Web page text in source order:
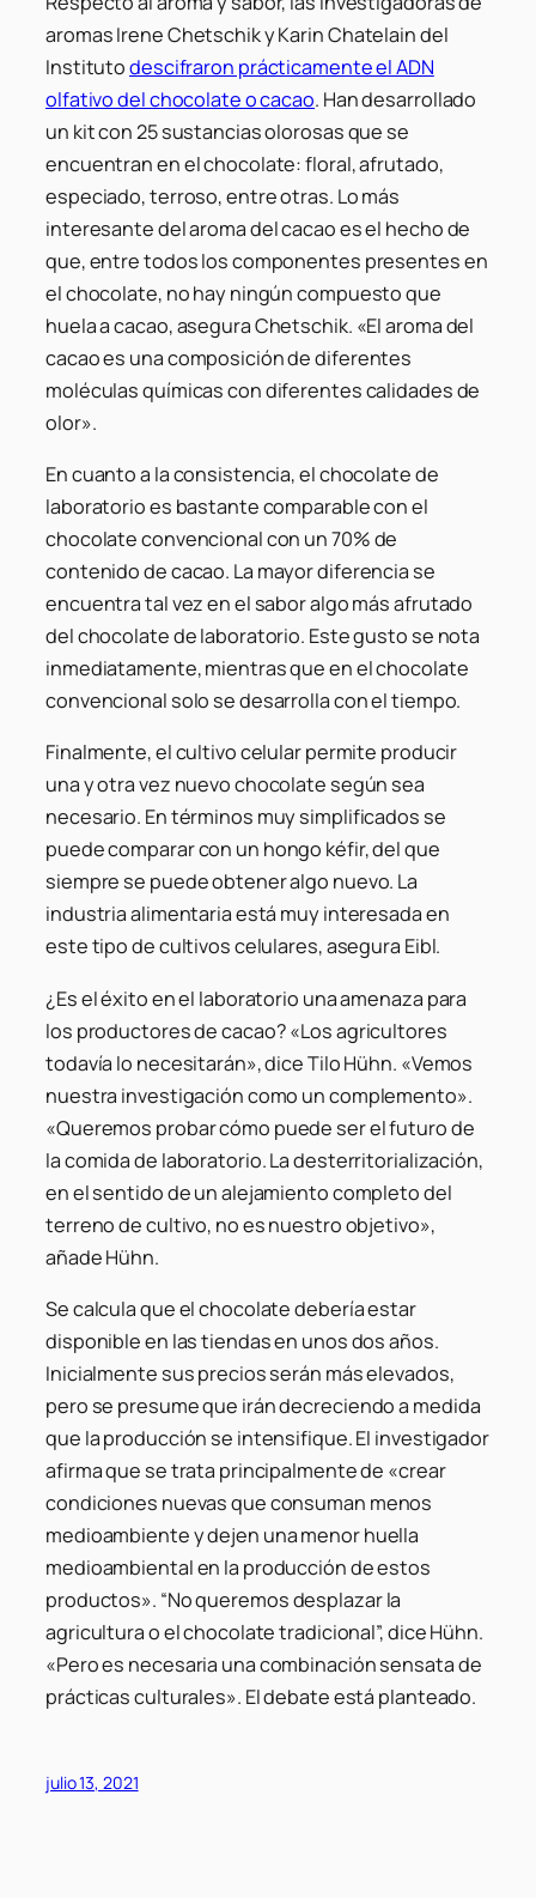
aromas Irene Chetschik y Karin Chatelain del
Institutodescifraron prácticamente el ADN
olfativo del chocolate o cacao. Han desarrollado
un kit con 25 sustancias olorosas que se
encuentran en el chocolate: floral, afrutado,
especiado, terroso, entre otras. Lo más
interesante del aroma del cacao es el hecho de
que, entre todos los componentes presentes en
el chocolate, no hay ningún compuesto que
huela a cacao, asegura Chetschik. «El aroma del
cacao es una composición de diferentes
moléculas químicas con diferentes calidades de
olor».
En cuanto a la consistencia, el chocolate de
laboratorio es bastante comparable con el
chocolate convencional con un 70% de
contenido de cacao. La mayor diferencia se
encuentra tal vez en el sabor algo más afrutado
del chocolate de laboratorio. Este gusto se nota
inmediatamente, mientras que en el chocolate
convencional solo se desarrolla con el tiempo.
Finalmente, el cultivo celular permite producir
una y otra vez nuevo chocolate según sea
necesario. En términos muy simplificados se
puede comparar con un hongo kéfir, del que
siempre se puede obtener algo nuevo. La
industria alimentaria está muy interesada en
este tipo de cultivos celulares, asegura Eibl.
¿Es el éxito en el laboratorio una amenaza para
los productores de cacao? «Los agricultores
todavía lo necesitarán», dice Tilo Hühn. «Vemos
nuestra investigación como un complemento».
«Queremos probar cómo puede ser el futuro de
la comida de laboratorio. La desterritorialización,
en el sentido de un alejamiento completo del
terreno de cultivo, no es nuestro objetivo»,
añade Hühn.
Se calcula que el chocolate debería estar
disponible en las tiendas en unos dos años.
Inicialmente sus precios serán más elevados,
pero se presume que irán decreciendo a medida
que la producción se intensifique. El investigador
afirma que se trata principalmente de «crear
condiciones nuevas que consuman menos
medioambiente y dejen una menor huella
medioambiental en la producción de estos
productos». “No queremos desplazar la
agricultura o el chocolate tradicional”, dice Hühn.
«Pero es necesaria una combinación sensata de
prácticas culturales». El debate está planteado.
julio 13, 2021